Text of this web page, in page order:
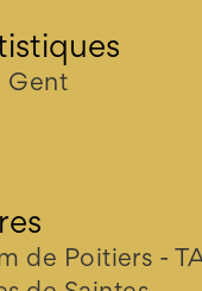
Gent
de Poitiers -